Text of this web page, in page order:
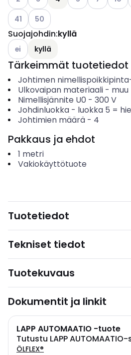
Katso käytettävissä olevat
41 Katso käytettävissä olevat
50
Suojajohdin:kyllä
Katso käytettävissä olevat
ei kyllä
Tärkeimmät tuotetiedot
Johtimen
Ulkovaipan materiaali- muu
Nimellisjännite U0 - 300 V
Johdinluokka- luokka 5 =
Johtimien määrä- 4
Pakkaus ja ehdot
1 metri
Vakiokäyttötuote
Tuotetiedot
Tekniset tiedot
Tuotekuvaus
Dokumentit ja linkit
LAPP AUTOMAATIO -tuote
Tutustu LAPP
ÖLFLEX®